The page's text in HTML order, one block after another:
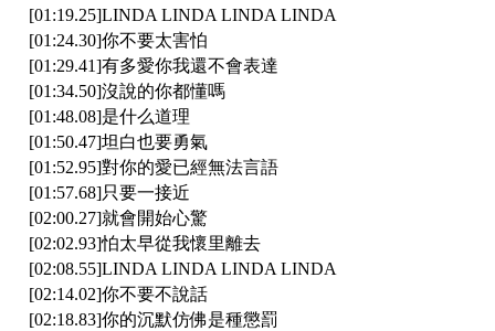
[01:19.25]LINDA LINDA LINDA LINDA
[01:24.30]你不要太害怕
[01:29.41]有多愛你我還不會表達
[01:34.50]沒說的你都懂嗎
[01:48.08]是什么道理
[01:50.47]坦白也要勇氣
[01:52.95]對你的愛已經無法言語
[01:57.68]只要一接近
[02:00.27]就會開始心驚
[02:02.93]怕太早從我懷里離去
[02:08.55]LINDA LINDA LINDA LINDA
[02:14.02]你不要不說話
[02:18.83]你的沉默仿佛是種懲罰